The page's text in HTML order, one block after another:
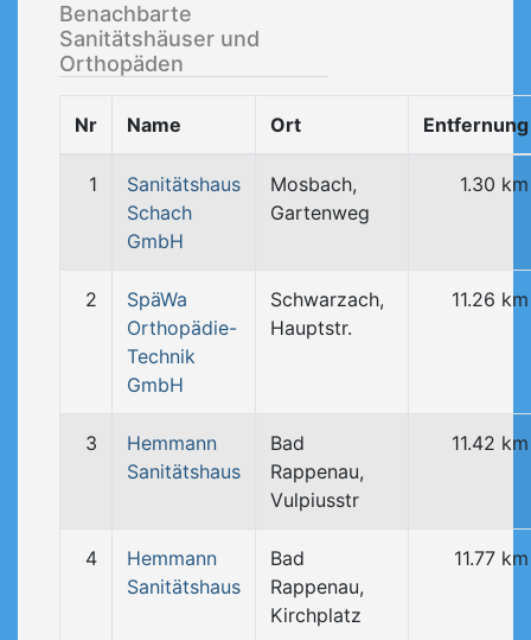
Benachbarte
Sanitätshäuser und
Orthopäden
Nr Name Ort Entfernung
1
Sanitätshaus
Schach
GmbH
Mosbach,
Gartenweg
1.30 km
2
SpäWa
Orthopädie-
Technik
GmbH
Schwarzach,
Hauptstr.
11.26 km
3
Hemmann
Sanitätshaus
Bad
Rappenau,
Vulpiusstr
11.42 km
4
Hemmann
Sanitätshaus
Bad
Rappenau,
Kirchplatz
11.77 km